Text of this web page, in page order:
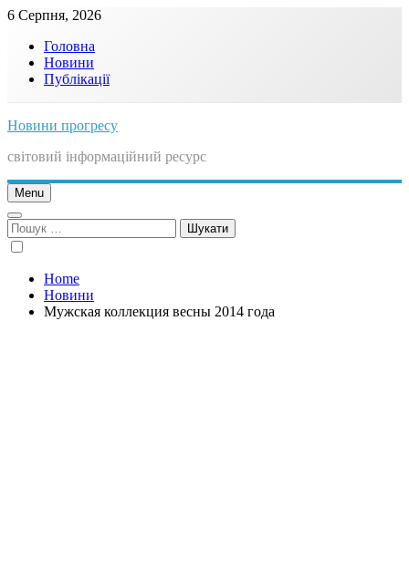
Skip
content
6 Серпня, 2026
Головна
Новини
Публікації
Новини прогресу
світовий інформаційний ресурс
Menu
Пошук:
Home
Новини
Мужская коллекция весны 2014 года